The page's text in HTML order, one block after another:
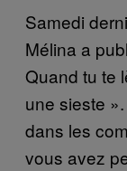
Samedi
Mélina a
Quand tu te
une sieste
dans les
vous avez